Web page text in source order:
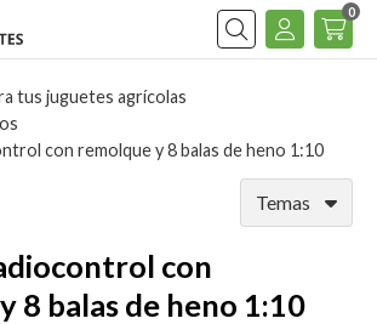
Buscar
0
tus juguetes agrícolas
con remolque y 8 balas de heno 1:10
Temas
con
8 balas de heno 1:10